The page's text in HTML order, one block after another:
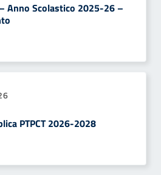
Anno Scolastico 2025-26 –
PTPCT 2026-2028